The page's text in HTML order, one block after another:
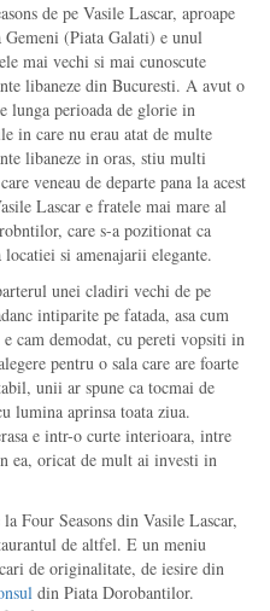
de pe Vasile Lascar, aproape
Gemeni (Piata Galati) e unul
mai vechi si mai cunoscute
libaneze din Bucuresti. A avut o
lunga perioada de glorie in
in care nu erau atat de multe
libaneze in oras, stiu multi
veneau de departe pana la acest
Lascar e fratele mai mare al
care s-a pozitionat ca
si amenajarii elegante.
unei cladiri vechi de pe
intiparite pe fatada, asa cum
cam demodat, cu pereti vopsiti in
pentru o sala care are foarte
unii ar spune ca tocmai de
lumina aprinsa toata ziua.
e intr-o curte interioara, intre
ea, oricat de mult ai investi in
Four Seasons din Vasile Lascar,
de altfel. E un meniu
de originalitate, de iesire din
din Piata Dorobantilor.